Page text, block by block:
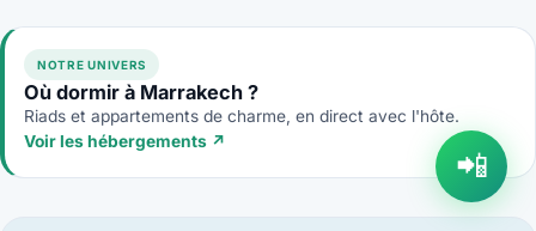
NOTRE UNIVERS
Où dormir à Marrakech ?
Riads et appartements de charme, en direct avec l'hôte.
Voir les hébergements ↗
📲